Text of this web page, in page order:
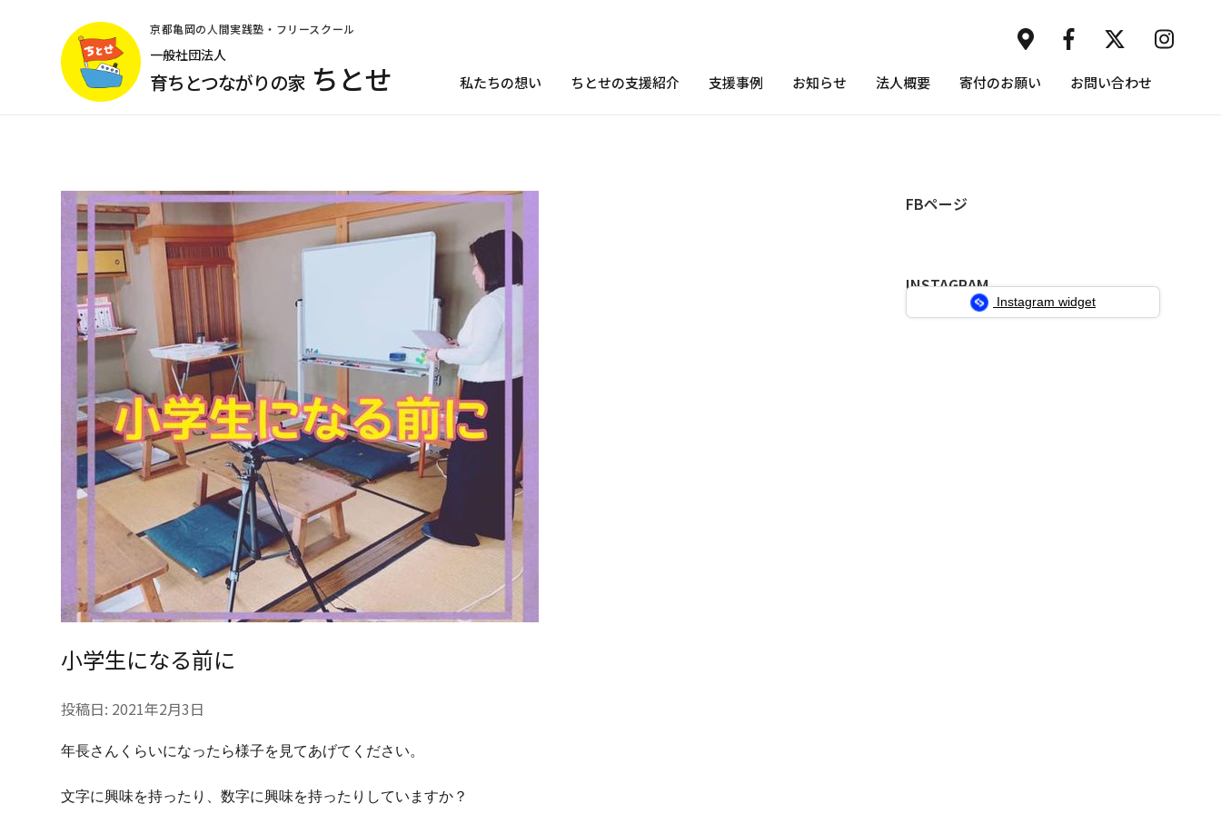
京都亀岡の人間実践塾・フリースクール
一般社団法人
育ちとつながりの家 ちとせ 私たちの想い ちとせの支援紹介 支援事例 お知らせ 法人概要 寄付のお願い お問い合わせ
小学生になる前に
投稿日: 2021年2月3日
年長さんくらいになったら様子を見てあげてください。
文字に興味を持ったり、数字に興味を持ったりしていますか？
FBページ
INSTAGRAM
Instagram widget